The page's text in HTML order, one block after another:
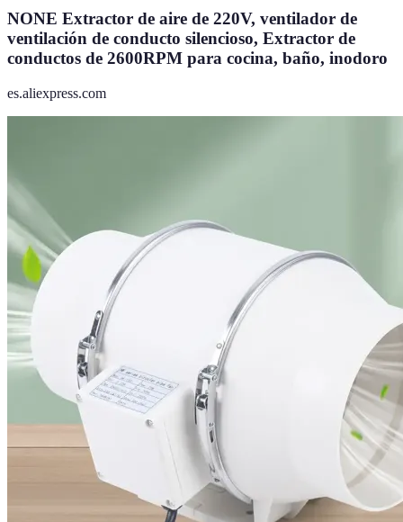
NONE Extractor de aire de 220V, ventilador de
ventilación de conducto silencioso, Extractor de
conductos de 2600RPM para cocina, baño, inodoro
es.aliexpress.com